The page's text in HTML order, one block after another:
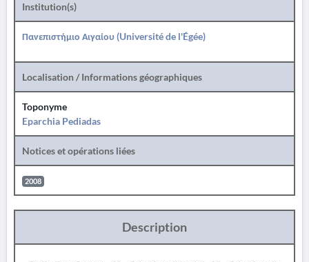
Institution(s)
Πανεπιστήμιο Αιγαίου (Université de l'Égée)
Localisation / Informations géographiques
Toponyme
Eparchia Pediadas
Notices et opérations liées
2008
Description